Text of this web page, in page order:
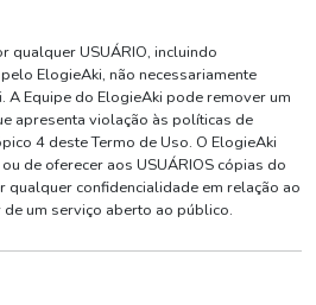
qualquer USUÁRIO, incluindo
ElogieAki, não necessariamente
A Equipe do ElogieAki pode remover um
apresenta violação às políticas de
4 deste Termo de Uso. O ElogieAki
de oferecer aos USUÁRIOS cópias do
qualquer confidencialidade em relação ao
de um serviço aberto ao público.